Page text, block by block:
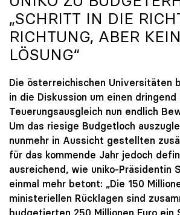
„SCHRITT IN DIE
RICHTUNG, ABER
LÖSUNG“
Die österreichischen Universitäten
in die Diskussion um einen
Teuerungsausgleich nun endlich
Um das riesige Budgetloch
nunmehr in Aussicht gestellten
für das kommende Jahr jedoch
ausreichend, wie uniko-Präsidentin
einmal mehr betont: „Die 150
ministeriellen Rücklagen sind